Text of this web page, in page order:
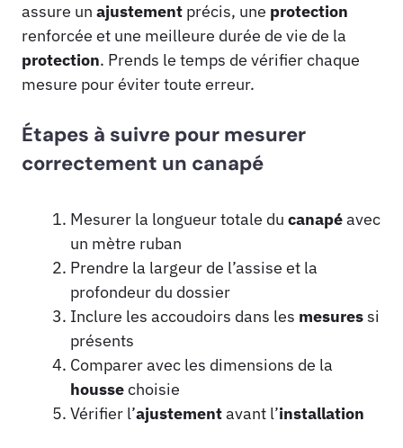
assure un ajustement précis, une protection
renforcée et une meilleure durée de vie de la
protection. Prends le temps de vérifier chaque
mesure pour éviter toute erreur.
Étapes à suivre pour mesurer
correctement un canapé
Mesurer la longueur totale du canapéavec
un mètre ruban
Prendre la largeur de l’assise et la
profondeur du dossier
Inclure les accoudoirs dans les mesuressi
présents
Comparer avec les dimensions de la
houssechoisie
Vérifier l’ajustementavant l’installation